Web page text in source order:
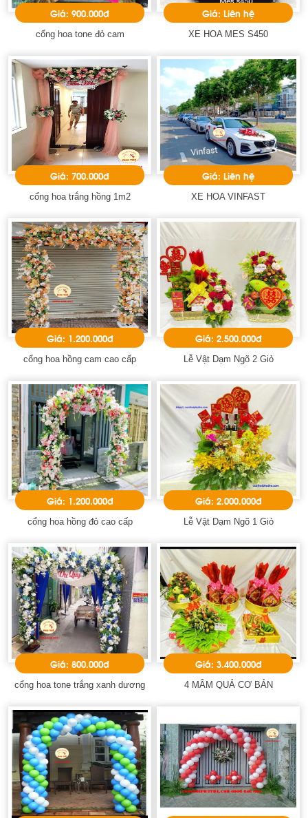
Giá: 900.000đ
cổng hoa tone đỏ cam
Giá: Liên hệ
XE HOA MES S450
Giá: 700.000đ
cổng hoa trắng hồng 1m2
Giá: Liên hệ
XE HOA VINFAST
Giá: 1.200.000đ
cổng hoa hồng cam cao cấp
Giá: 2.500.000đ
Lễ Vật Dạm Ngõ 2 Giỏ
Giá: 1.200.000đ
cổng hoa hồng đỏ cao cấp
Giá: 2.000.000đ
Lễ Vật Dạm Ngõ 1 Giỏ
Giá: 800.000đ
cổng hoa tone trắng xanh dương
Giá: 3.400.000đ
4 MÂM QUẢ CƠ BẢN